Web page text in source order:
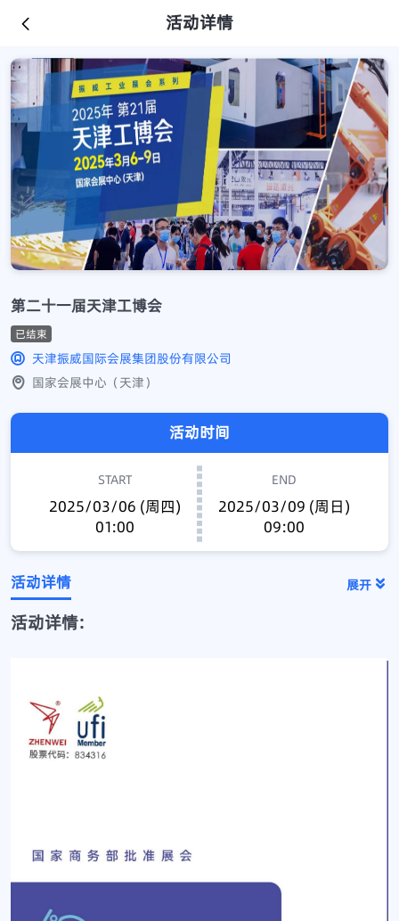
活动详情
第二十一届天津工博会
已结束
天津振威国际会展集团股份有限公司
国家会展中心（天津）
活动时间
START
2025/03/06 (周四)
01:00
END
2025/03/09 (周日)
09:00
活动详情 展开
活动详情: